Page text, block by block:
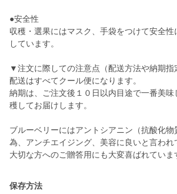
●安全性
収穫・選果にはマスク、手袋をつけて安全性
しています。
▼注文に際しての注意点（配送方法や納期指
配送はすべてクール便になります。
納期は、ご注文後１０日以内目途で一番美味
穫してお届けします。
ブルーベリーにはアントシアニン（抗酸化物
為、アンチエイジング、美容に良いと言われ
保存方法